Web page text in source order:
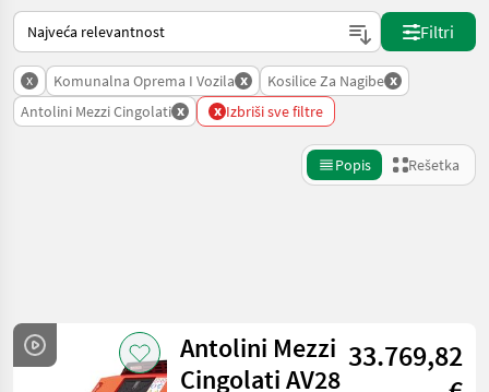
Tako se sortira na Landwirt.com
Filtri
x Komunalna Oprema I Vozila x Kosilice Za Nagibe x
Antolini Mezzi Cingolati x x Izbriši sve filtre
Popis Rešetka
Kategorija 4 Država Filtri
Antolini Mezzi
Cingolati AV28
33.769,82